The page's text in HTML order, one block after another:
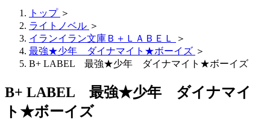
トップ ＞
ライトノベル ＞
イランイラン文庫Ｂ＋ＬＡＢＥＬ
＞
最強★少年 ダイナマイト★ボーイズ ＞
B+ LABEL 最強★少年 ダイナマイト★ボーイズ
B+ LABEL 最強★少年 ダイナマイ
ト★ボーイズ